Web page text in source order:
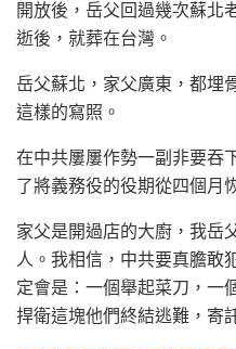
開放後，岳父回過幾次蘇北
逝後，就葬在台灣。
岳父蘇北，家父廣東，都埋
這樣的寫照。
在中共屢屢作勢一副非要吞
了將義務役的役期從四個月
家父是開過店的大廚，我岳
人。我相信，中共要真膽敢
定會是：一個舉起菜刀，一
捍衛這塊他們終結逃難，寄